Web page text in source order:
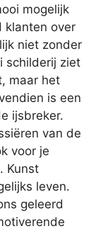
mogelijk
klanten over
niet zonder
schilderij ziet
maar het
is een
ijsbreker.
van de
voor je
Kunst
leven.
geleerd